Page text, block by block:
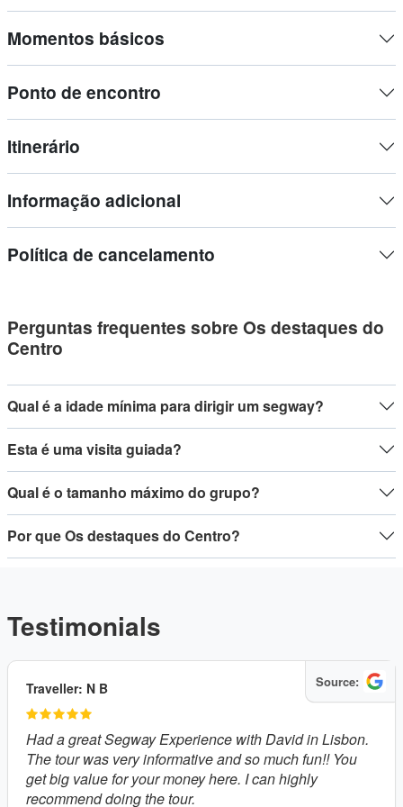
atmosfera cheia de história e cultura local, percorrendo sem
esforço as belas ruas e praças de calçada portuguesa.
Momentos básicos
Ponto de encontro
Itinerário
Informação adicional
Política de cancelamento
Perguntas frequentes sobre Os destaques do
Centro
Qual é a idade mínima para dirigir um segway?
Esta é uma visita guiada?
Qual é o tamanho máximo do grupo?
Por que Os destaques do Centro?
Testimonials
Traveller: N B Source:
Had a great Segway Experience with David in Lisbon.
The tour was very informative and so much fun!! You
get big value for your money here. I can highly
recommend doing the tour.